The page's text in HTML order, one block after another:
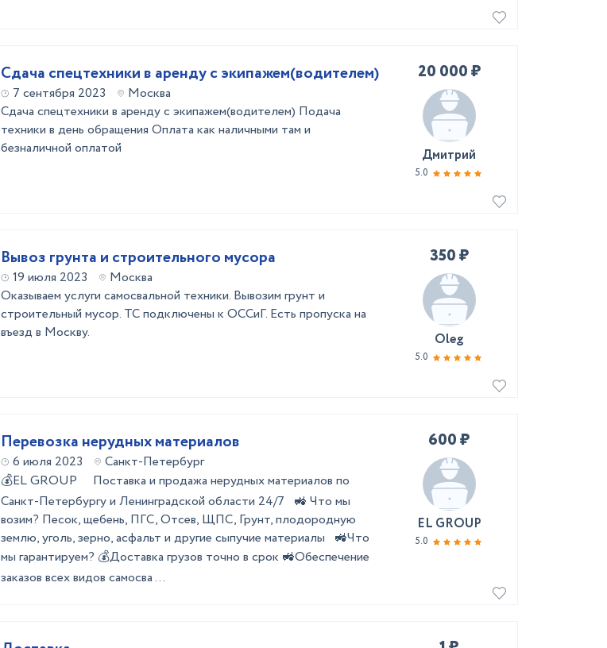
Сдача спецтехники в аренду с экипажем(водителем)
7 сентября 2023
Москва
Сдача спецтехники в аренду с экипажем(водителем) Подача
техники в день обращения Оплата как наличными там и
безналичной оплатой
20 000 ₽
Дмитрий
5.0
Вывоз грунта и строительного мусора
19 июля 2023
Москва
Оказываем услуги самосвальной техники. Вывозим грунт и
строительный мусор. ТС подключены к ОССиГ. Есть пропуска на
въезд в Москву.
350 ₽
Oleg
5.0
Перевозка нерудных материалов
6 июля 2023
Санкт-Петербург
💰EL GROUP Поставка и продажа нерудных материалов по
Санкт-Петербургу и Ленинградской области 24/7 🚜 Что мы
возим? Песок, щебень, ПГС, Отсев, ЩПС, Грунт, плодородную
землю, уголь, зерно, асфальт и другие сыпучие материалы 🚜Что
мы гарантируем? 💰Доставка грузов точно в срок 🚜Обеспечение
заказов всех видов самосва ...
600 ₽
EL GROUP
5.0